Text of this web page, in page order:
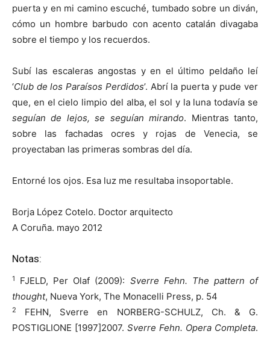
puerta y en mi camino escuché, tumbado sobre un diván,
cómo un hombre barbudo con acento catalán divagaba
sobre el tiempo y los recuerdos.
Subí las escaleras angostas y en el último peldaño leí
‘Club de los Paraísos Perdidos’. Abrí la puerta y pude ver
que, en el cielo limpio del alba, el sol y la luna todavía se
seguían de lejos, se seguían mirando. Mientras tanto,
sobre las fachadas ocres y rojas de Venecia, se
proyectaban las primeras sombras del día.
Entorné los ojos. Esa luz me resultaba insoportable.
Borja López Cotelo. Doctor arquitecto
A Coruña. mayo 2012
Notas:
1 FJELD, Per Olaf (2009): Sverre Fehn. The pattern of
thought, Nueva York, The Monacelli Press, p. 54
2
FEHN, Sverre en NORBERG-SCHULZ, Ch. & G.
POSTIGLIONE [1997]2007. Sverre Fehn. Opera Completa.